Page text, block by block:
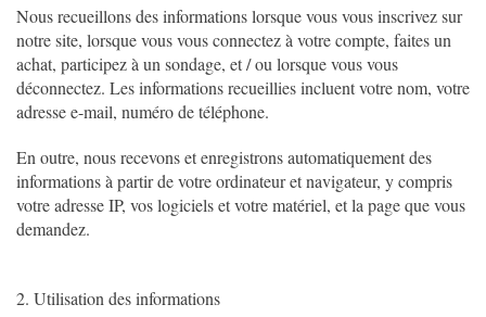
Nous recueillons des informations lorsque vous vous inscrivez sur
notre site, lorsque vous vous connectez à votre compte, faites un
achat, participez à un sondage, et / ou lorsque vous vous
déconnectez. Les informations recueillies incluent votre nom, votre
adresse e-mail, numéro de téléphone.
En outre, nous recevons et enregistrons automatiquement des
informations à partir de votre ordinateur et navigateur, y compris
votre adresse IP, vos logiciels et votre matériel, et la page que vous
demandez.
2. Utilisation des informations